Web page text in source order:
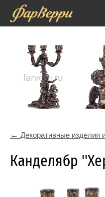
Декоративные изделия
Канделябр